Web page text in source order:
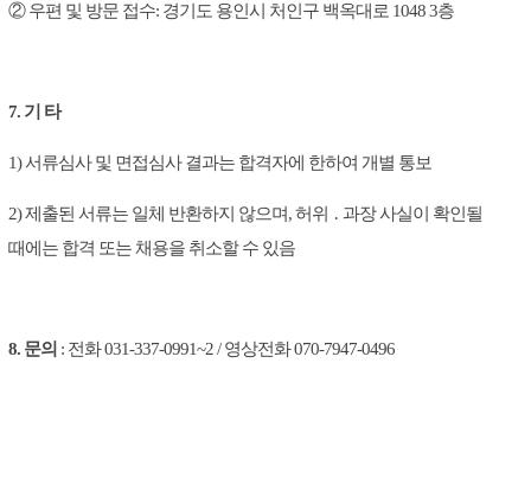
② 우편 및 방문 접수: 경기도 용인시 처인구 백옥대로 1048 3층
7. 기 타
1) 서류심사 및 면접심사 결과는 합격자에 한하여 개별 통보
2) 제출된 서류는 일체 반환하지 않으며, 허위 ․ 과장 사실이 확인될
때에는 합격 또는 채용을 취소할 수 있음
8. 문의 : 전화 031-337-0991~2 / 영상전화 070-7947-0496